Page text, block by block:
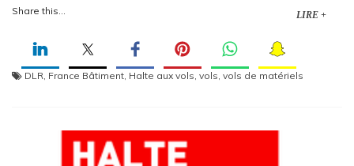
Share this... LIRE +
DLR, France Bâtiment, Halte aux vols, vols, vols de matériels